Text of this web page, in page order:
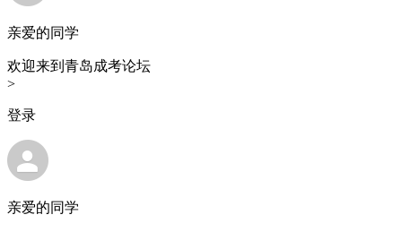
亲爱的同学
欢迎来到青岛成考论坛
>
登录
亲爱的同学